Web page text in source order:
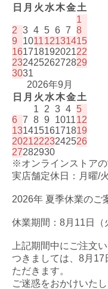
日 月 火 水木金土
1
2 3 4 5 6 7 8
9
101112131415
16171819202122
23242526272829
3031
2026年9月
日 月 火 水木金土
1
2 3 4 5
6 7 8 9 101112
13141516171819
20212223242526
27282930
※オンラインストアの
実店舗定休日：月曜/
2026年 夏季休業のご
休業期間：8月11日（
上記期間中にご注文
つきましては、8月17
ただきます。
ご迷惑をおかけいた